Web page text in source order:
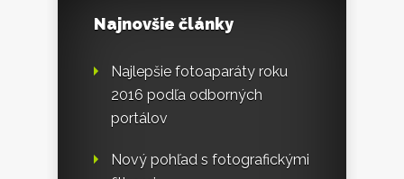
Najnovšie články
Najlepšie fotoaparáty roku
2016 podľa odborných
portálov
Nový pohľad s fotografickými